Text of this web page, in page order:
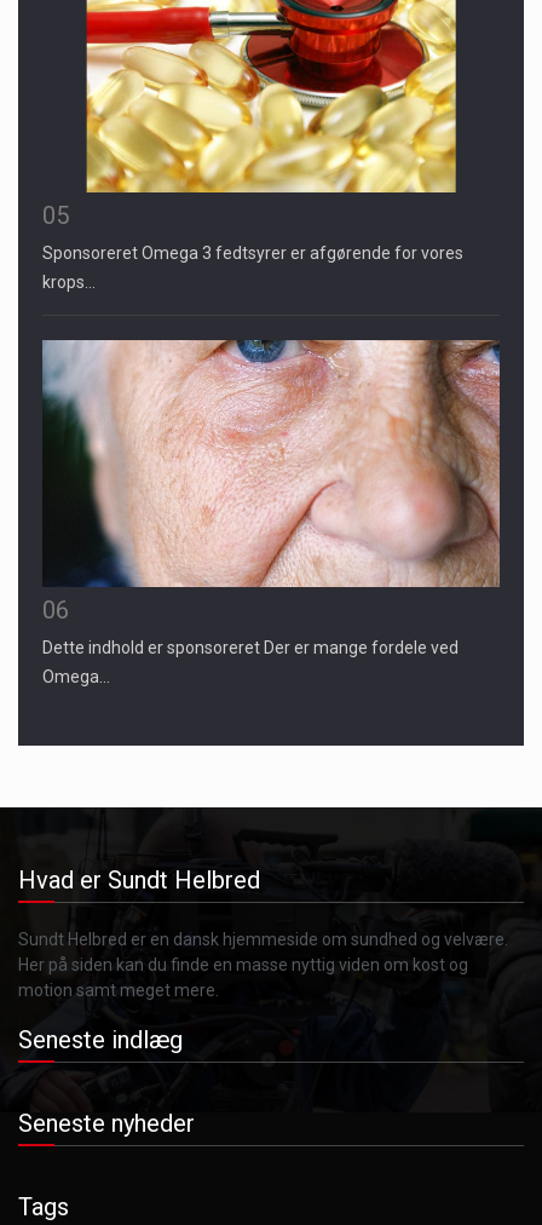
05
Sponsoreret Omega 3 fedtsyrer er afgørende for vores
krops…
06
Dette indhold er sponsoreret Der er mange fordele ved
Omega…
Hvad er Sundt Helbred
Sundt Helbred er en dansk hjemmeside om sundhed og velvære.
Her på siden kan du finde en masse nyttig viden om kost og
motion samt meget mere.
Seneste indlæg
Seneste nyheder
Tags